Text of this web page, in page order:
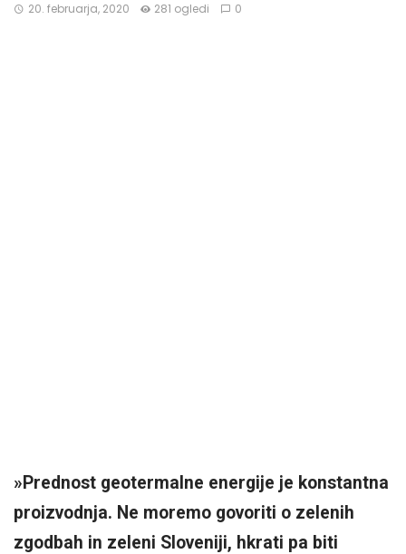
20. februarja, 2020 281 ogledi 0
»Prednost geotermalne energije je konstantna
proizvodnja. Ne moremo govoriti o zelenih
zgodbah in zeleni Sloveniji, hkrati pa biti